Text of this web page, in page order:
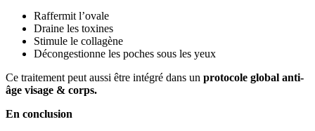
Raffermit l’ovale
Draine les toxines
Stimule le collagène
Décongestionne les poches sous les yeux
Ce traitement peut aussi être intégré dans un protocole global anti-
âge visage & corps.
En conclusion